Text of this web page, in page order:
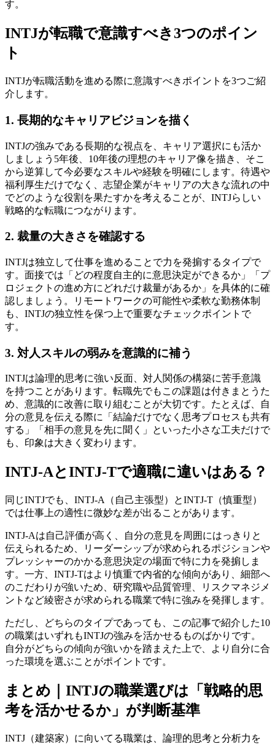
す。
INTJが転職で意識すべき3つのポイン
ト
INTJが転職活動を進める際に意識すべきポイントを3つご紹
介します。
1. 長期的なキャリアビジョンを描く
INTJの強みである長期的な視点を、キャリア選択にも活か
しましょう5年後、10年後の理想のキャリア像を描き、そこ
から逆算して今必要なスキルや経験を明確にします。待遇や
福利厚生だけでなく、志望企業がキャリアの大きな流れの中
でどのような役割を果たすかを考えることが、INTJらしい
戦略的な転職につながります。
2. 裁量の大きさを確認する
INTJは独立して仕事を進めることで力を発掮するタイプで
す。面接では「どの程度自主的に意思決定ができるか」「プ
ロジェクトの進め方にどれだけ裁量があるか」を具体的に確
認しましょう。リモートワークの可能性や柔軟な勤務体制
も、INTJの独立性を保つ上で重要なチェックポイントで
す。
3. 対人スキルの弱みを意識的に補う
INTJは論理的思考に強い反面、対人関係の構築に苦手意識
を持つことがあります。転職先でもこの課題は付きまとうた
め、意識的に改善に取り組むことが大切です。たとえば、自
分の意見を伝える際に「結論だけでなく思考プロセスも共有
する」「相手の意見を先に聞く」といった小さな工夫だけで
も、印象は大きく変わります。
INTJ-AとINTJ-Tで適職に違いはある？
同じINTJでも、INTJ-A（自己主張型）とINTJ-T（慎重型）
では仕事上の適性に微妙な差が出ることがあります。
INTJ-Aは自己評価が高く、自分の意見を周囲にはっきりと
伝えられるため、リーダーシップが求められるポジションや
プレッシャーのかかる意思決定の場面で特に力を発掮しま
す。一方、INTJ-Tはより慎重で内省的な傾向があり、細部へ
のこだわりが強いため、研究職や品質管理、リスクマネジメ
ントなど綾密さが求められる職業で特に強みを発揮します。
ただし、どちらのタイプであっても、この記事で紹介した10
の職業はいずれもINTJの強みを活かせるものばかりです。
自分がどちらの傾向が強いかを踏まえた上で、より自分に合
った環境を選ぶことがポイントです。
まとめ｜INTJの職業選びは「戦略的思
考を活かせるか」が判断基準
INTJ（建築家）に向いてる職業は、論理的思考と分析力を